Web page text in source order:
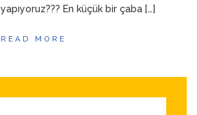
yapıyoruz??? En küçük bir çaba […]
READ MORE